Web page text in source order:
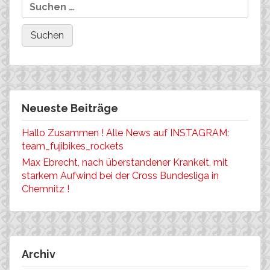
Neueste Beiträge
Hallo Zusammen ! Alle News auf INSTAGRAM:
team_fujibikes_rockets
Max Ebrecht, nach überstandener Krankeit, mit
starkem Aufwind bei der Cross Bundesliga in
Chemnitz !
Archiv